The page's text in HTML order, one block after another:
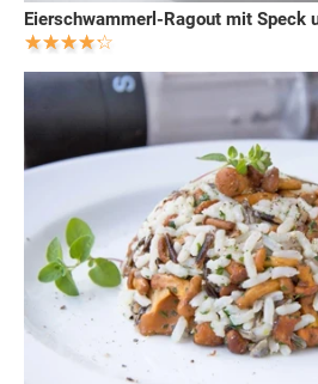
Eierschwammerl-Ragout mit Speck